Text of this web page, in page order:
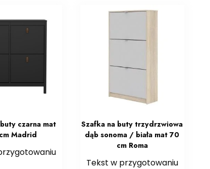
czarna mat
Madrid
Szafka na buty trzydrzwiowa
dąb sonoma / biała mat 70
cm Roma
Tekst w przygotowaniu